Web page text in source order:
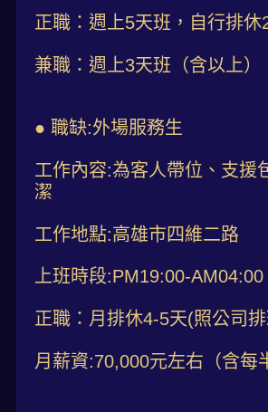
正職：週上5天班，自行排休
兼職：週上3天班（含以上）
● 職缺:外場服務生
工作內容:為客人帶位、支援
潔
工作地點:高雄市四維二路
上班時段:PM19:00-AM04:00
正職：月排休4-5天(照公司
月薪資:70,000元左右（含每